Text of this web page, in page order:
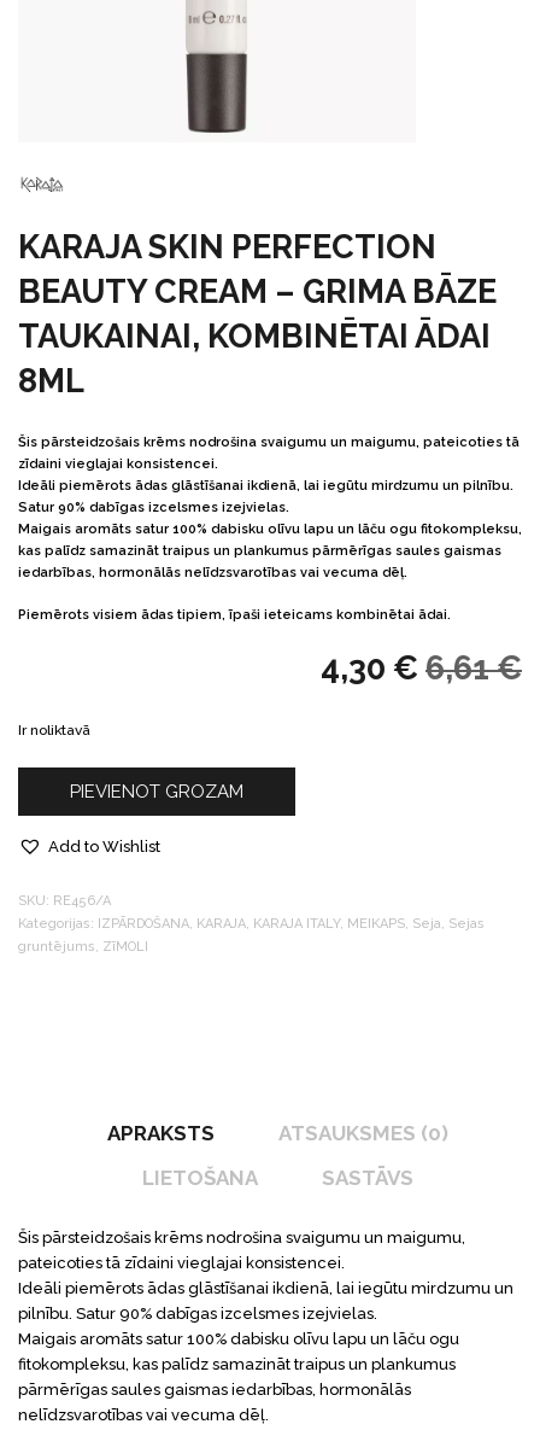
KARAJA SKIN PERFECTION
BEAUTY CREAM – GRIMA BĀZE
TAUKAINAI, KOMBINĒTAI ĀDAI
8ML
Šis pārsteidzošais krēms nodrošina svaigumu un maigumu, pateicoties tā
zīdaini vieglajai konsistencei.
Ideāli piemērots ādas glāstīšanai ikdienā, lai iegūtu mirdzumu un pilnību.
Satur 90% dabīgas izcelsmes izejvielas.
Maigais aromāts satur 100% dabisku olīvu lapu un lāču ogu fitokompleksu,
kas palīdz samazināt traipus un plankumus pārmērīgas saules gaismas
iedarbības, hormonālās nelīdzsvarotības vai vecuma dēļ.
Piemērots visiem ādas tipiem, īpaši ieteicams kombinētai ādai.
4,30 € 6,61€
Ir noliktavā
PIEVIENOT GROZAM
Add to Wishlist
SKU: RE456/A
Kategorijas:
IZPĀRDOŠANA, KARAJA, KARAJA ITALY, MEIKAPS, Seja, Sejas
gruntējums, ZīMOLI
APRAKSTS
ATSAUKSMES (0)
LIETOŠANA
SASTĀVS
Šis pārsteidzošais krēms nodrošina svaigumu un maigumu,
pateicoties tā zīdaini vieglajai konsistencei.
Ideāli piemērots ādas glāstīšanai ikdienā, lai iegūtu mirdzumu un
pilnību. Satur 90% dabīgas izcelsmes izejvielas.
Maigais aromāts satur 100% dabisku olīvu lapu un lāču ogu
fitokompleksu, kas palīdz samazināt traipus un plankumus
pārmērīgas saules gaismas iedarbības, hormonālās
nelīdzsvarotības vai vecuma dēļ.